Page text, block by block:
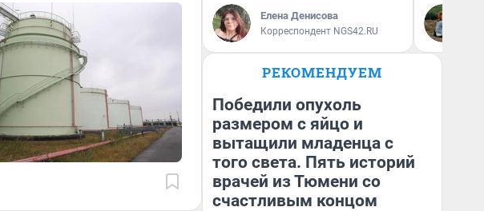
Елена Денисова
Корреспондент NGS42.RU
РЕКОМЕНДУЕМ
Победили опухоль
размером с яйцо и
вытащили младенца с
того света. Пять историй
врачей из Тюмени со
счастливым концом